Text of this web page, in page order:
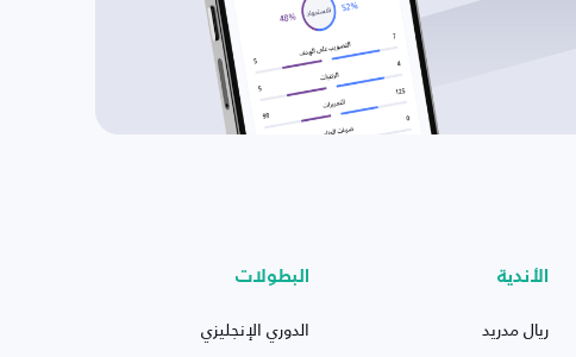
الأندية
ريال مدريد
البطولات
الدوري الإنجليزي